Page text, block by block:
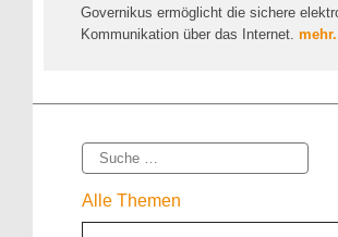
Governikus ermöglicht die sichere
Kommunikation über das Internet.
Suche
Alle Themen